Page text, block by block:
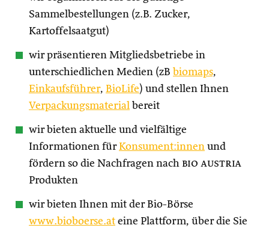
Sammelbestellungen (z.B. Zucker,
Kartoffelsaatgut)
wir präsentieren Mitgliedsbetriebe in
unterschiedlichen Medien (zB biomaps,
Einkaufsführer, BioLife) und stellen Ihnen
Verpackungsmaterial bereit
wir bieten aktuelle und vielfältige
Informationen fürKonsument:innen und
fördern so die Nachfragen nach bio austria
Produkten
wir bieten Ihnen mit der Bio-Börse
www.bioboerse.at eine Plattform, über die Sie